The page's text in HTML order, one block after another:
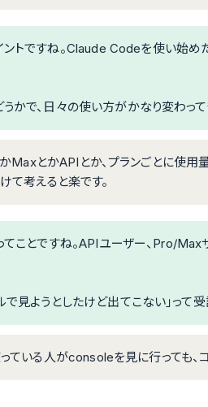
トですね。Claude Codeを使い始め
かで、日々の使い方がかなり変わって
MaxとかAPIとか、プランごとに使
て考えると楽です。
てことですね。APIユーザー、Pro/Max
見ようとしたけど出てこない」って受
ている人がconsoleを見に行っても、